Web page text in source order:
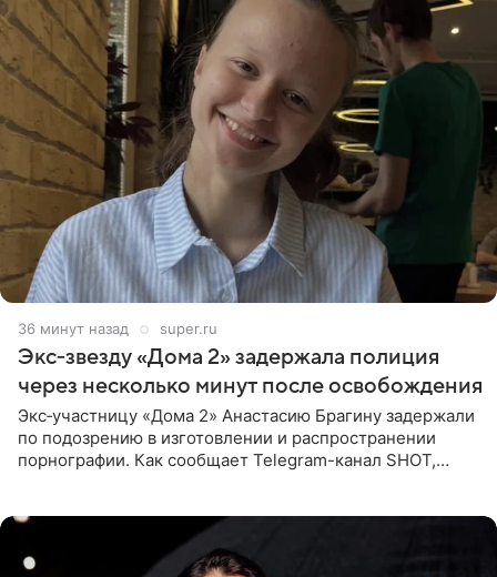
37 минут назад super.ru
Экс‑звезду «Дома 2» задержала полиция
через несколько минут после освобождения
Экс‑участницу «Дома 2» Анастасию Брагину задержали
по подозрению в изготовлении и распространении
порнографии. Как сообщает Telegram-канал SHOT,